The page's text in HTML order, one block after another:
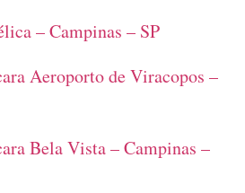
– Campinas – SP
Aeroporto de Viracopos –
Bela Vista – Campinas –